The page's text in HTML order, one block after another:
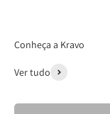
Conheça a Kravo
Ver tudo